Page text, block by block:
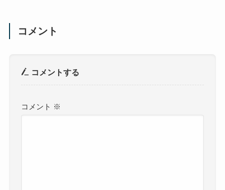
コメント
コメントする
コメント ※